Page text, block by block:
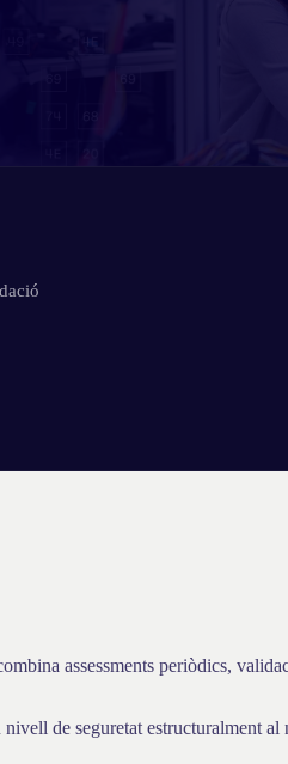
assessments periòdics,
de seguretat estructuralment